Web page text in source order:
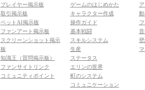
プレイヤー掲示板
取引掲示板
ペットAI掲示板
ファンアート掲示板
スクリーンショット掲示
板
知識王（質問掲示板）
ファンサイトリンク
コミュニティポイント
ゲームのはじめかた
キャラクター作成
操作ガイド
基本戦闘
スキルシステム
生産
ステータス
エリンの世界
町のシステム
コミュニケーション